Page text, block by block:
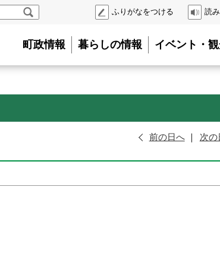
索
ふりがなをつける 読
町政情報 暮らしの情報 イベント・
前の日へ 次の